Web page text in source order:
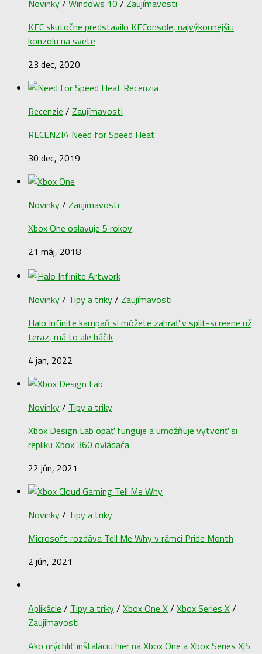
Novinky/ Windows 10 / Zaujímavosti
KFC skutočne predstavilo KFConsole, najvýkonnejšiu
konzolu na svete
23 dec, 2020
Recenzie / Zaujímavosti
RECENZIA Need for Speed Heat
30 dec, 2019
Novinky/ Zaujímavosti
Xbox One oslavuje 5 rokov
21 máj, 2018
Novinky/ Tipy a triky/ Zaujímavosti
Halo Infinite kampaň si môžete zahrať v split-screene už
teraz, má to ale háčik
4 jan, 2022
Novinky/ Tipy a triky
Xbox Design Lab opäť funguje a umožňuje vytvoriť si
repliku Xbox 360 ovládača
22 jún, 2021
Novinky/ Tipy a triky
Microsoft rozdáva Tell Me Why v rámci Pride Month
2 jún, 2021
Aplikácie / Tipy a triky/ Xbox One X/ Xbox Series X/
Zaujímavosti
Ako urýchliť inštaláciu hier na Xbox One a Xbox Series X|S